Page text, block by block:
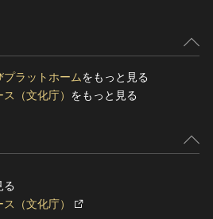
プラットホーム をもっと見る
（文化庁） をもっと見る
る
（文化庁）